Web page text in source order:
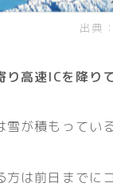
出典：
り高速ICを降り
が積もってい
方は前日までに